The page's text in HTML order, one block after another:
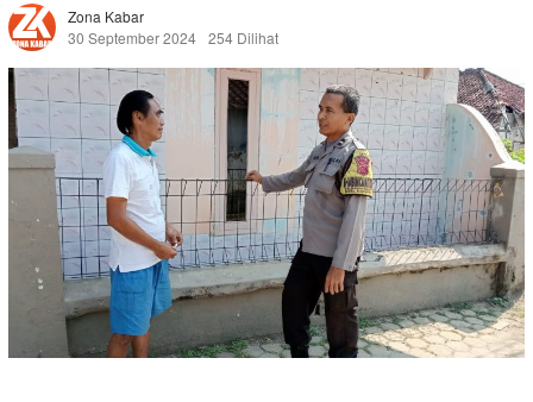
Zona Kabar
30 September 2024 254 Dilihat